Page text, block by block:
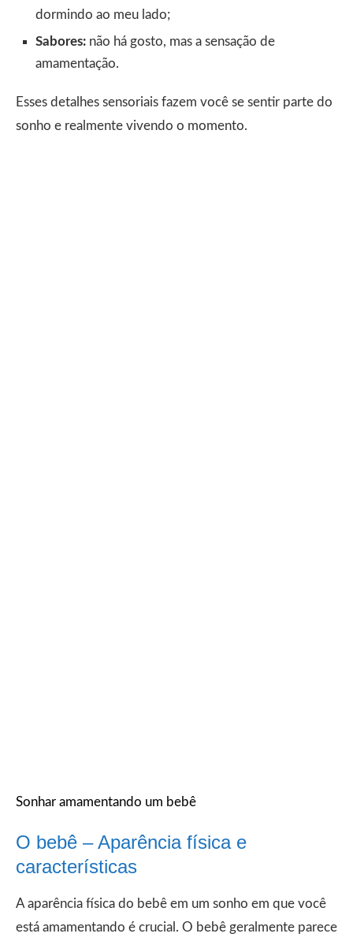
dormindo ao meu lado;
Sabores: não há gosto, mas a sensação de
amamentação.
Esses detalhes sensoriais fazem você se sentir parte do
sonho e realmente vivendo o momento.
Sonhar amamentando um bebê
O bebê – Aparência física e
características
A aparência física do bebê em um sonho em que você
está amamentando é crucial. O bebê geralmente parece